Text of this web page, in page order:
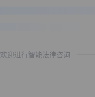
欢迎进行智能法律咨询